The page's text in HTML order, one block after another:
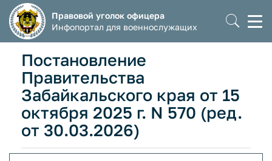
Правовой уголок офицера
Инфопортал для военнослужащих
Постановление
Правительства
Забайкальского края от 15
октября 2025 г. N 570 (ред.
от 30.03.2026)